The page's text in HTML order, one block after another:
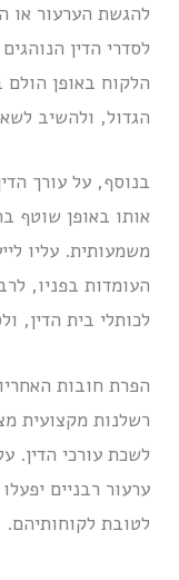
להגשת הערעור או
לסדרי הדין
הלקוח באופן הולם
הגדול, ולהשיב
בנוסף, על עורך
אותו באופן שוטף
משמעותית. עליו
העומדות בפניו,
לכותלי בית הדין,
הפרת חובות
רשלנות מקצועית
לשכת עורכי הדין.
ערעור רבניים
לטובת לקוחותיהם.